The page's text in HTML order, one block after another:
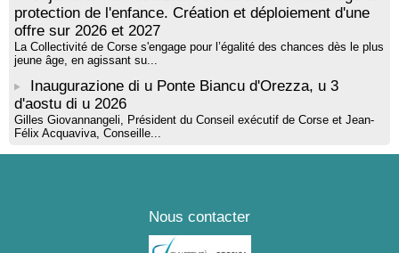
protection de l'enfance. Création et déploiement d'une
offre sur 2026 et 2027
La Collectivité de Corse s'engage pour l’égalité des chances dès le plus
jeune âge, en agissant su...
Inaugurazione di u Ponte Biancu d'Orezza, u 3
d'aostu di u 2026
Gilles Giovannangeli, Président du Conseil exécutif de Corse et Jean-
Félix Acquaviva, Conseille...
Nous contacter